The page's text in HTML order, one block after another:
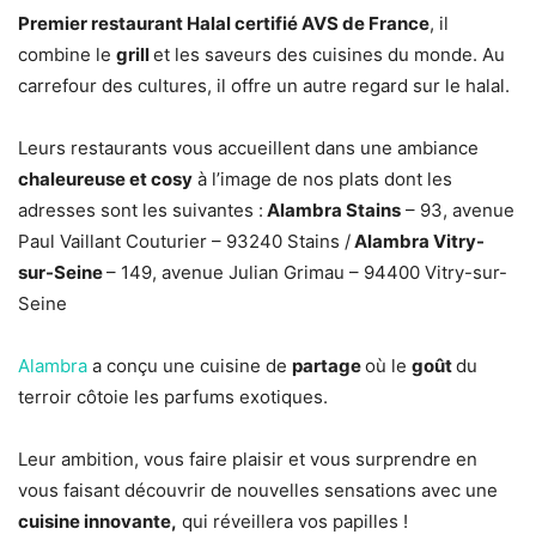
Premier restaurant Halal certifié AVS de France, il
combine le grillet les saveurs des cuisines du monde. Au
carrefour des cultures, il offre un autre regard sur le halal.
Leurs restaurants vous accueillent dans une ambiance
chaleureuse et cosy à l’image de nos plats dont les
adresses sont les suivantes : Alambra Stains – 93, avenue
Paul Vaillant Couturier – 93240 Stains /Alambra Vitry-
sur-Seine– 149, avenue Julian Grimau – 94400 Vitry-sur-
Seine
Alambra a conçu une cuisine de partageoù le goûtdu
terroir côtoie les parfums exotiques.
Leur ambition, vous faire plaisir et vous surprendre en
vous faisant découvrir de nouvelles sensations avec une
cuisine innovante, qui réveillera vos papilles !